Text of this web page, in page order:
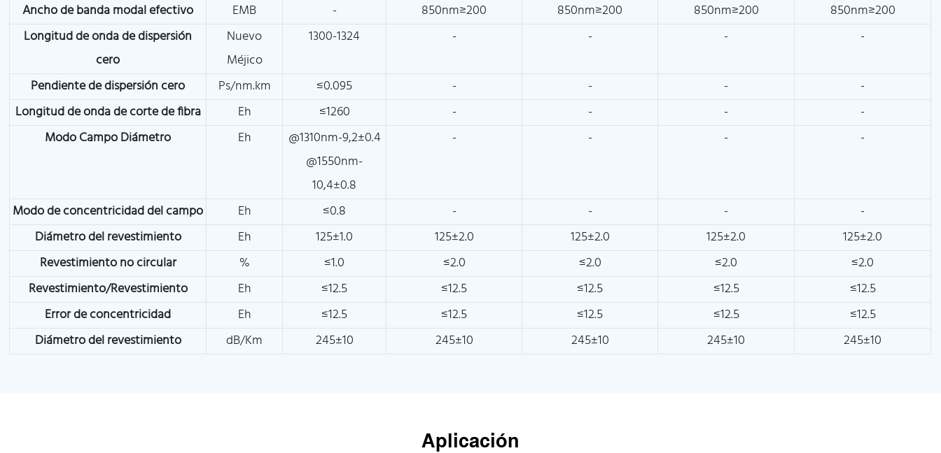
Ancho de banda modal efectivo
EMB - 850nm≥200 850nm≥200 850nm≥200
850nm≥200
Longitud de onda de dispersión
cero
Nuevo
Méjico
1300-1324 - - - -
Pendiente de dispersión cero Ps/nm.km ≤0.095 - - -
-
Longitud de onda de corte de fibra
Eh ≤1260 - - -
-
Modo Campo Diámetro
Eh
@1310nm-9,2±0.4
@1550nm-
10,4±0.8
- - - -
Modo de concentricidad del campo Eh ≤0.8 - - -
-
Diámetro del revestimiento
Eh 125±1.0 125±2.0 125±2.0 125±2.0
125±2.0
Revestimiento no circular
% ≤1.0 ≤2.0 ≤2.0 ≤2.0
≤2.0
Revestimiento/Revestimiento
Eh ≤12.5 ≤12.5 ≤12.5 ≤12.5
≤12.5
Error de concentricidad
Eh ≤12.5 ≤12.5 ≤12.5 ≤12.5
≤12.5
Diámetro del revestimiento
dB/Km 245±10 245±10 245±10 245±10 245±10
Aplicación